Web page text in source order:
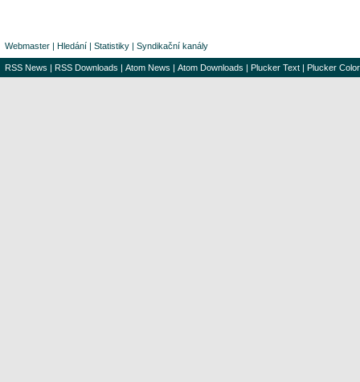
Webmaster | Hledání | Statistiky | Syndikační kanály
RSS News | RSS Downloads | Atom News | Atom Downloads | Plucker Text | Plucker Color